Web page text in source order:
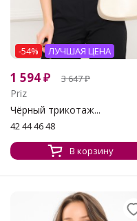
-54% ЛУЧШАЯ ЦЕНА
1 594₽ 3 647₽
Priz
Чёрный трикотаж...
42 44 46 48
В корзину